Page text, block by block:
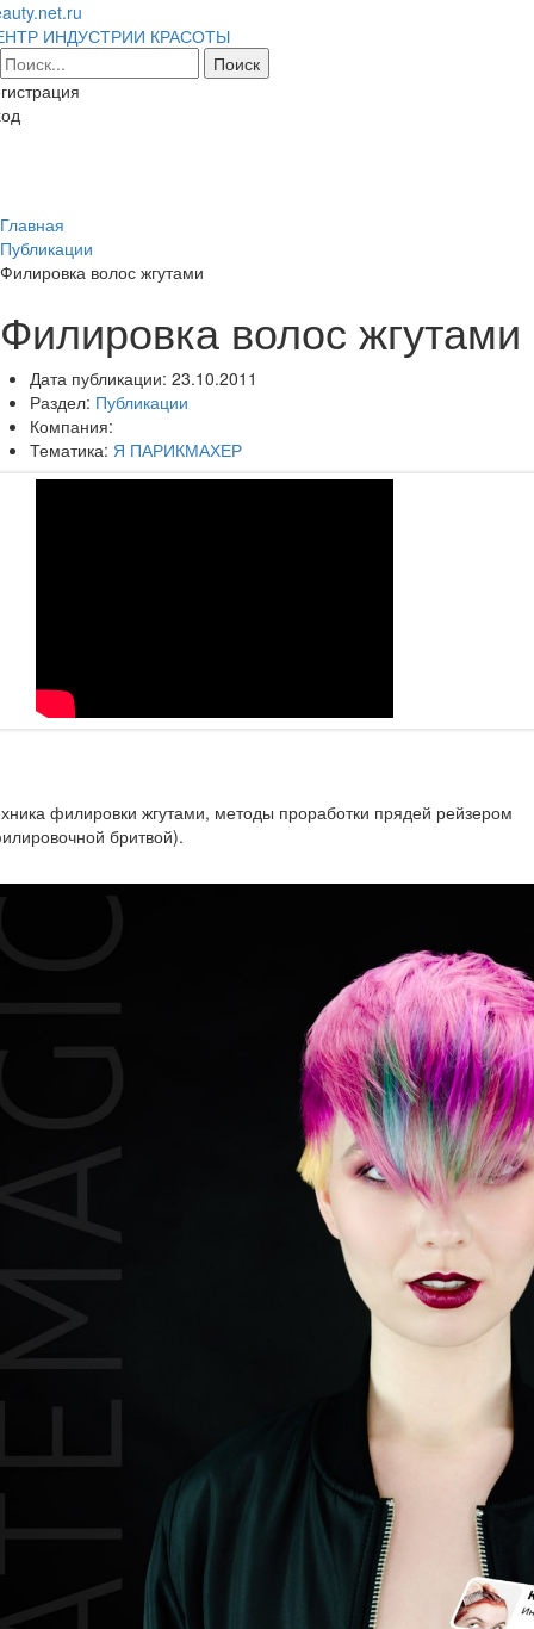
ИНДУСТРИИ КРАСОТЫ
Главная
Публикации
Филировка волос жгутами
Филировка волос жгутами
Дата публикации: 23.10.2011
Раздел: Публикации
Компания:
Тематика: Я ПАРИКМАХЕР
филировки жгутами, методы проработки прядей рейзером
бритвой).